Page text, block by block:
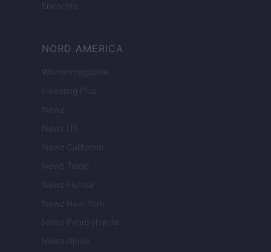
Encocina
NORD AMERICA
Womanmagazine
Investing Plus
Newz
Newz US
Newz California
Newz Texas
Newz Florida
Newz New York
Newz Pennsylvania
Newz Illinois